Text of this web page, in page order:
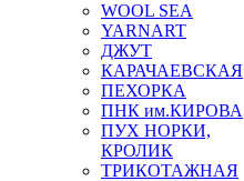
WOOL SEA
YARNART
ДЖУТ
КАРАЧАЕВСКАЯ
ПЕХОРКА
ПНК им.КИРОВА
ПУХ НОРКИ,
КРОЛИК
ТРИКОТАЖНАЯ